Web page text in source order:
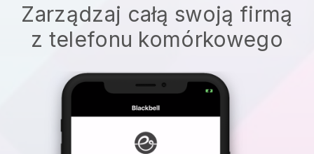
Zarządzaj całą swoją firmą
z telefonu komórkowego